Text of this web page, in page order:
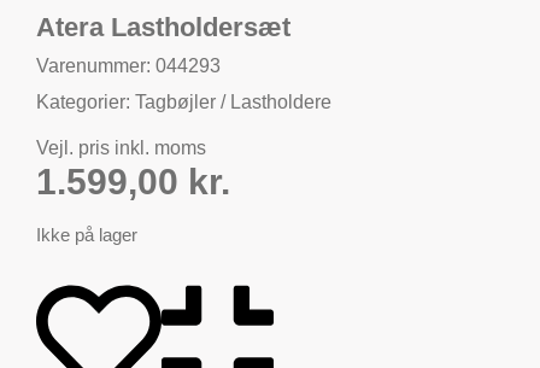
Atera Lastholdersæt
Varenummer: 044293
Kategorier: Tagbøjler / Lastholdere
Vejl. pris inkl. moms
1.599,00 kr.
Ikke på lager